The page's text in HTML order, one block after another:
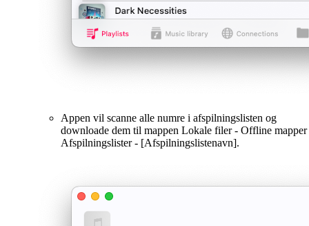
Appen vil scanne alle numre i afspilningslisten og
downloade dem til mappen Lokale filer - Offline mapper
Afspilningslister - [Afspilningslistenavn].